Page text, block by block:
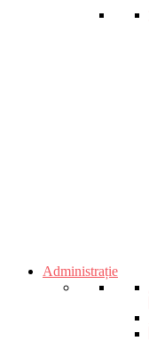
Administrație